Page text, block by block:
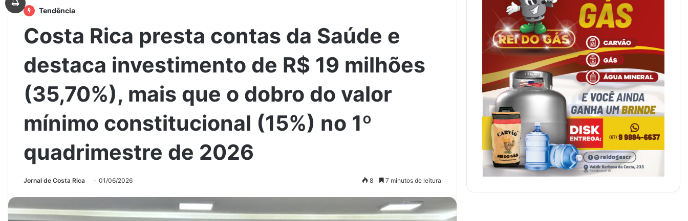
Tendência
Costa Rica presta contas da Saúde e
destaca investimento de R$ 19 milhões
(35,70%), mais que o dobro do valor
mínimo constitucional (15%) no 1º
quadrimestre de 2026
Jornal de Costa Rica 01/06/2026 8 7 minutos de leitura